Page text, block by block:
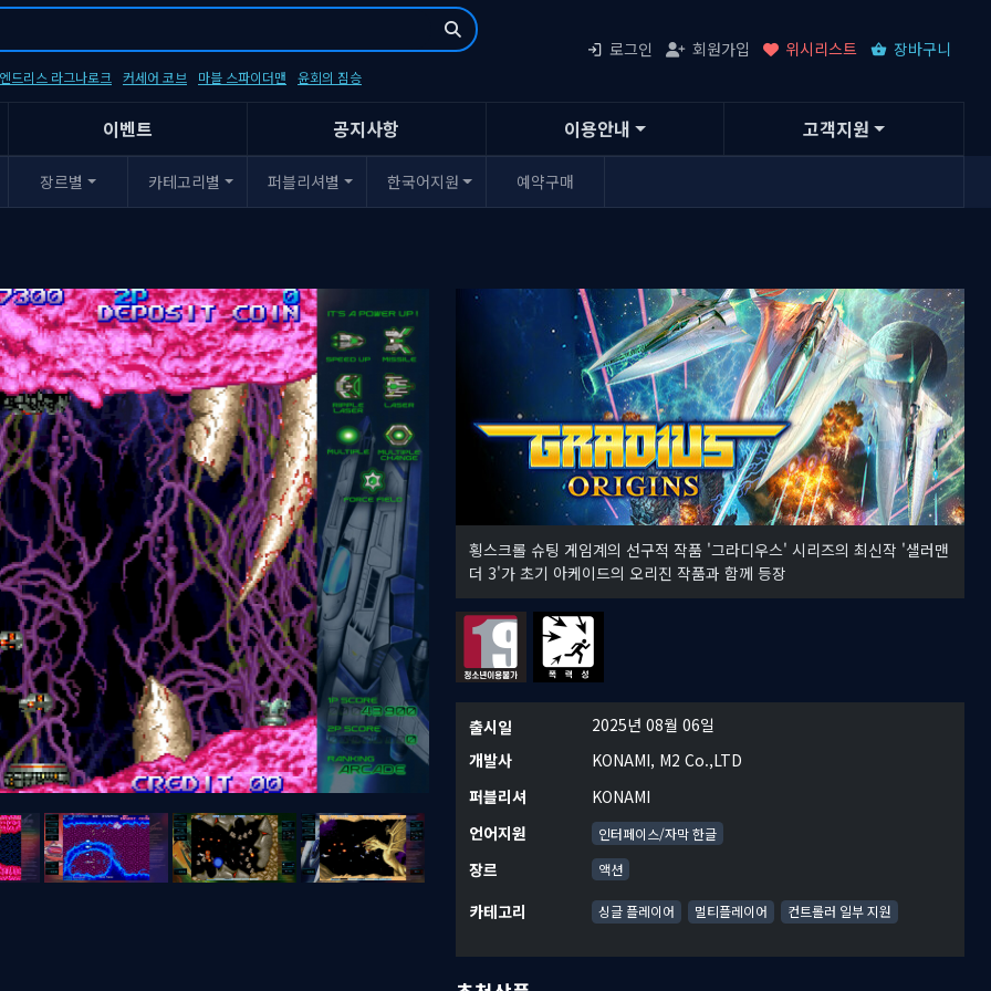
드리스 라그나로크 커세어 코브 마블 스파이더맨 윤회의 짐승
로그인 회원가입 위시리스트 장바구니
이벤트 공지사항 이용안내 고객지원
장르별 카테고리별 퍼블리셔별 한국어지원 예약구매
횡스크롤 슈팅 게임계의 선구적 작품 '그라디우스' 시리즈의 최신작 '샐러맨
더 3'가 초기 아케이드의 오리진 작품과 함께 등장
출시일
2025년 08월 06일
개발사
KONAMI, M2 Co.,LTD
퍼블리셔
KONAMI
언어지원
인터페이스/자막 한글
장르 액션
카테고리 싱글 플레이어 멀티플레이어 컨트롤러 일부 지원